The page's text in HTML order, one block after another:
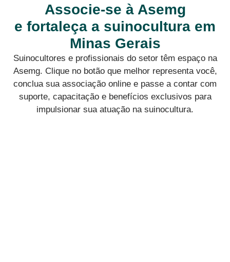
Associe-se à Asemg
e fortaleça a suinocultura em
Minas Gerais
Suinocultores e profissionais do setor têm espaço na
Asemg. Clique no botão que melhor representa você,
conclua sua associação online e passe a contar com
suporte, capacitação e benefícios exclusivos para
impulsionar sua atuação na suinocultura.